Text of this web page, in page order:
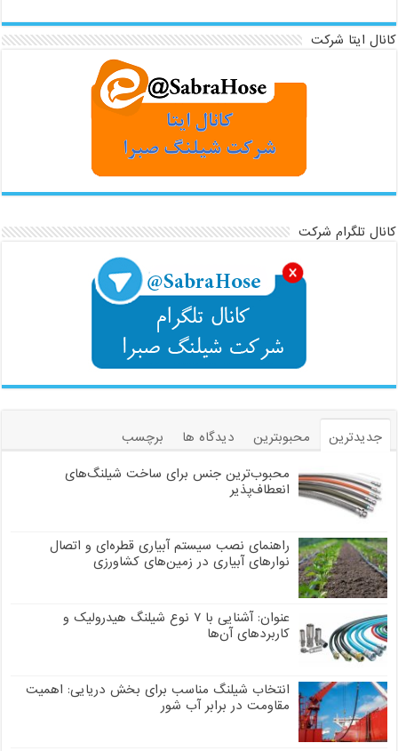
کانال ایتا شرکت
کانال تلگرام شرکت
جدیدترین محبوبترین دیدگاه ها
برچسب
محبوب‌ترین جنس برای ساخت شیلنگ‌های
انعطاف‌پذیر
راهنمای نصب سیستم آبیاری قطره‌ای و اتصال
نوارهای آبیاری در زمین‌های کشاورزی
عنوان: آشنایی با ۷ نوع شیلنگ هیدرولیک و
کاربردهای آن‌ها
انتخاب شیلنگ مناسب برای بخش دریایی: اهمیت
مقاومت در برابر آب شور